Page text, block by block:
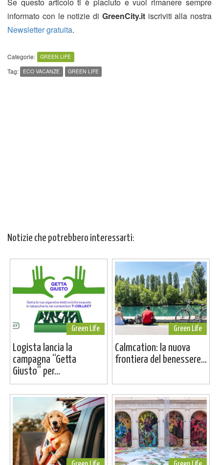
informato con le notizie di GreenCity.itiscriviti alla nostra
Newsletter gratuita.
Categorie: GREEN LIFE
Tag: ECO VACANZE GREEN LIFE
Notizie che potrebbero interessarti:
Green Life
Logista lancia la
campagna “Getta
Giusto” per...
Green Life
Calmcation: la nuova
frontiera del benessere...